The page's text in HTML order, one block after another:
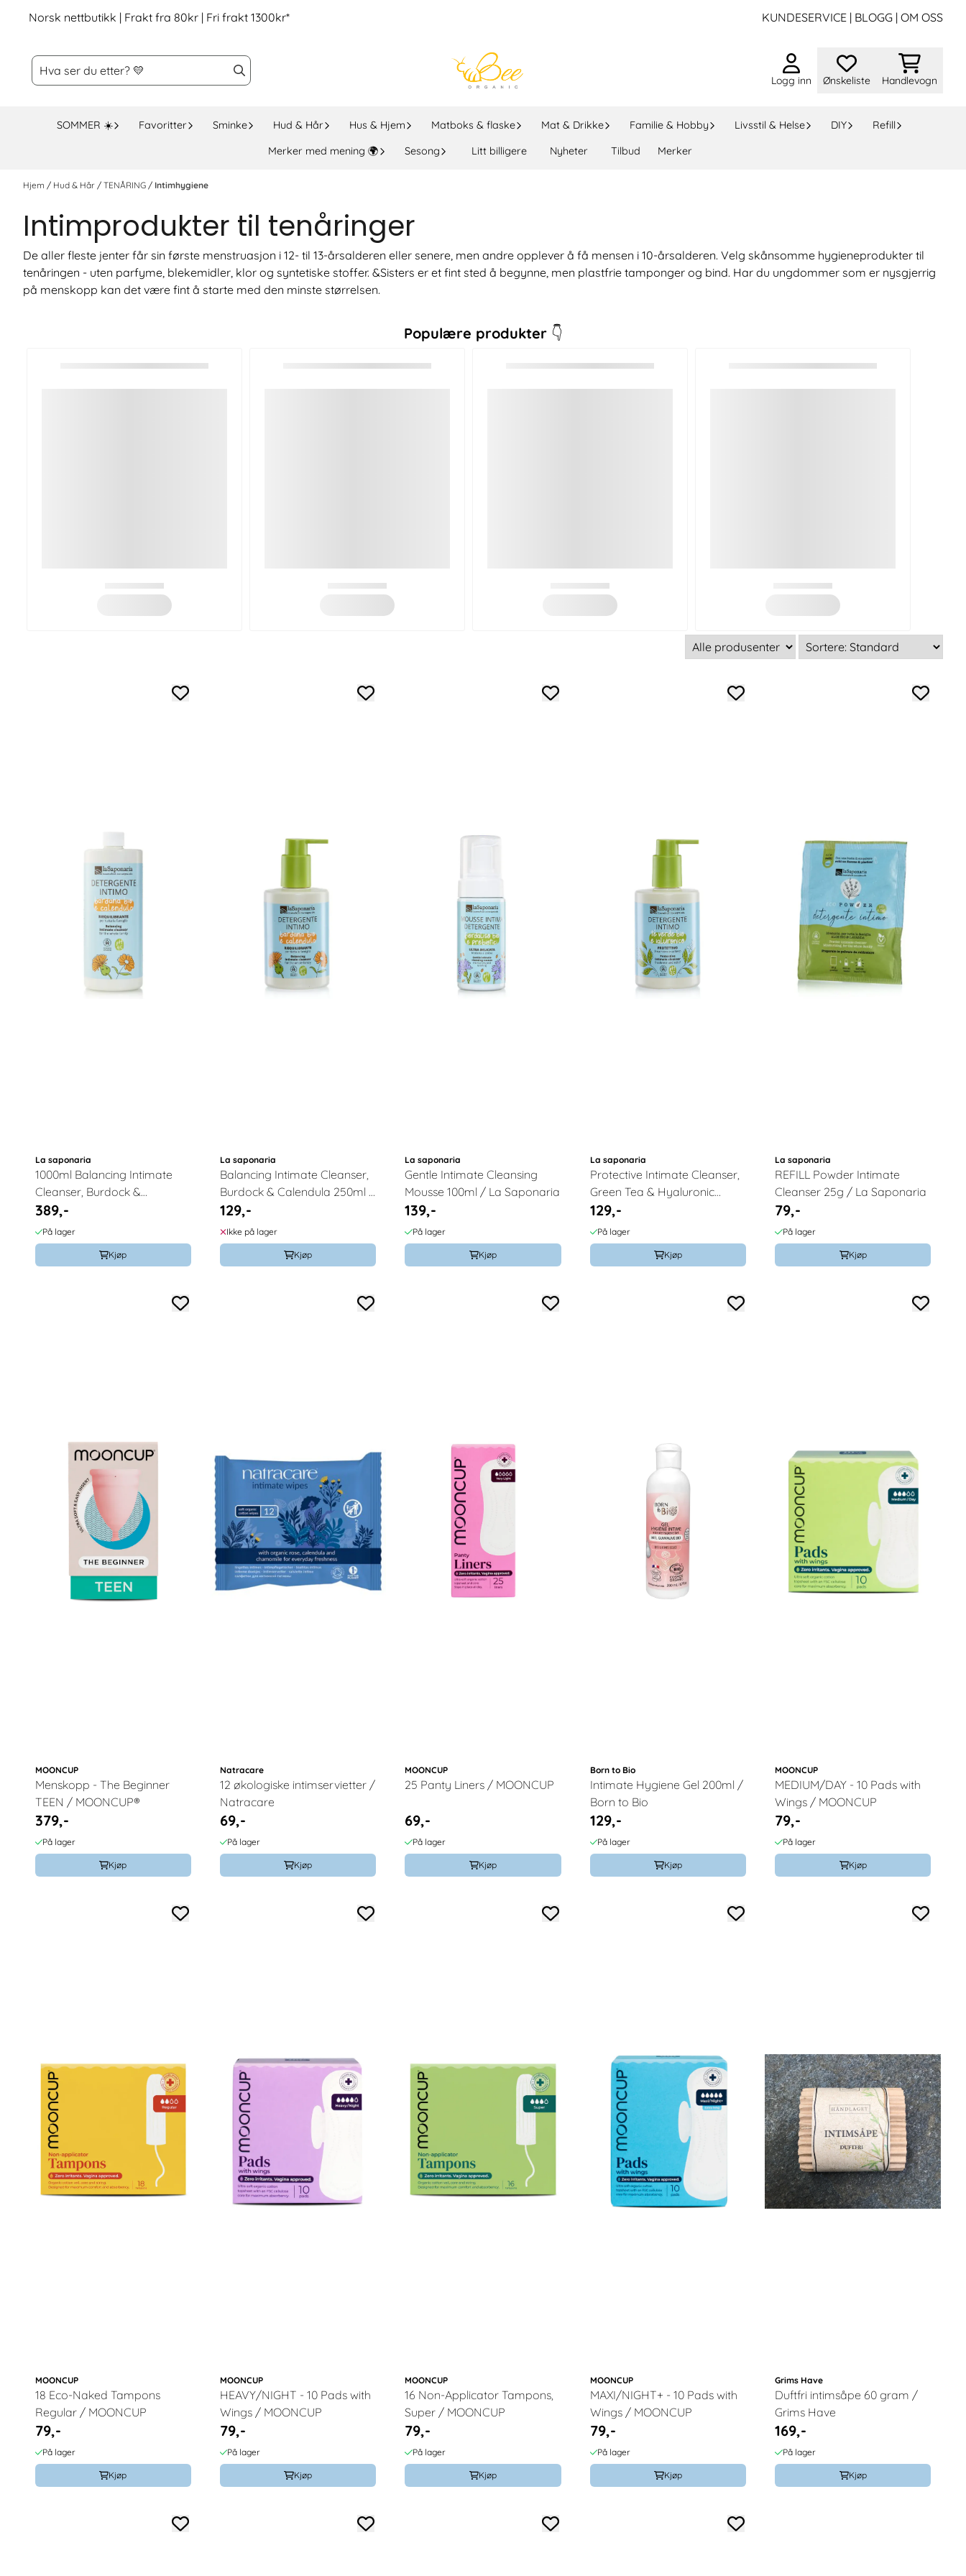
Hopp til innhold
Norsk nettbutikk | Frakt fra 80kr | Fri frakt 1300kr* KUNDESERVICE | BLOGG | OM OSS
Logg inn Ønskeliste Handlevogn
SOMMER ☀️ Favoritter Sminke Hud & Hår Hus & Hjem Matboks & flaske Mat & Drikke Familie & Hobby Livsstil & Helse DIY
Refill
Merker med mening 🌍
Sesong Litt billigere Nyheter Tilbud Merker
Hjem / Hud & Hår / TENÅRING / Intimhygiene
Intimprodukter til tenåringer
De aller fleste jenter får sin første menstruasjon i 12- til 13-årsalderen eller senere, men andre opplever å få mensen i 10-årsalderen. Velg skånsomme hygieneprodukter til
tenåringen - uten parfyme, blekemidler, klor og syntetiske stoffer. &Sisters er et fint sted å begynne, men plastfrie tamponger og bind. Har du ungdommer som er nysgjerrig
på menskopp kan det være fint å starte med den minste størrelsen.
Populære produkter 👇
La saponaria
1000ml Balancing Intimate
Cleanser, Burdock &
Calendula / La Saponaria
389,-
På lager
Kjøp
La saponaria
Balancing Intimate Cleanser,
Burdock & Calendula 250ml /
La Saponaria
129,-
Ikke på lager
Kjøp
La saponaria
Gentle Intimate Cleansing
Mousse 100ml / La Saponaria
139,-
På lager
Kjøp
La saponaria
Protective Intimate Cleanser,
Green Tea & Hyaluronic
250ml / La Saponaria
129,-
På lager
Kjøp
La saponaria
REFILL Powder Intimate
Cleanser 25g / La Saponaria
79,-
På lager
Kjøp
MOONCUP
Menskopp - The Beginner
TEEN / MOONCUP®
379,-
På lager
Kjøp
Natracare
12 økologiske intimservietter /
Natracare
69,-
På lager
Kjøp
MOONCUP
25 Panty Liners / MOONCUP
69,-
På lager
Kjøp
Born to Bio
Intimate Hygiene Gel 200ml /
Born to Bio
129,-
På lager
Kjøp
MOONCUP
MEDIUM/DAY - 10 Pads with
Wings / MOONCUP
79,-
På lager
Kjøp
MOONCUP
18 Eco-Naked Tampons
Regular / MOONCUP
79,-
På lager
Kjøp
MOONCUP
HEAVY/NIGHT - 10 Pads with
Wings / MOONCUP
79,-
På lager
Kjøp
MOONCUP
16 Non-Applicator Tampons,
Super / MOONCUP
79,-
På lager
Kjøp
MOONCUP
MAXI/NIGHT+ - 10 Pads with
Wings / MOONCUP
79,-
På lager
Kjøp
Grims Have
Duftfri intimsåpe 60 gram /
Grims Have
169,-
På lager
Kjøp